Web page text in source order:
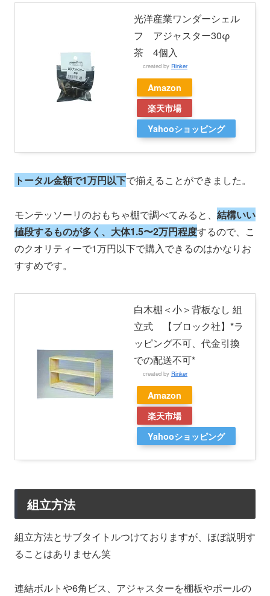
光洋産業ワンダーシェル
フ アジャスター30φ
茶 4個入
created by Rinker
Amazon
楽天市場
Yahooショッピング
トータル金額で1万円以下で揃えることができました。
モンテッソーリのおもちゃ棚で調べてみると、 結構いい
値段するものが多く、大体1.5〜2万円程度するので、こ
のクオリティーで1万円以下で購入できるのはかなりお
すすめです。
白木棚＜小＞背板なし 組
立式 【ブロック社】*ラ
ッピング不可、代金引換
での配送不可*
created by Rinker
Amazon
楽天市場
Yahooショッピング
組立方法
組立方法とサブタイトルつけておりますが、ほぼ説明す
ることはありません笑
連結ボルトや6角ビス、アジャスターを棚板やポールの